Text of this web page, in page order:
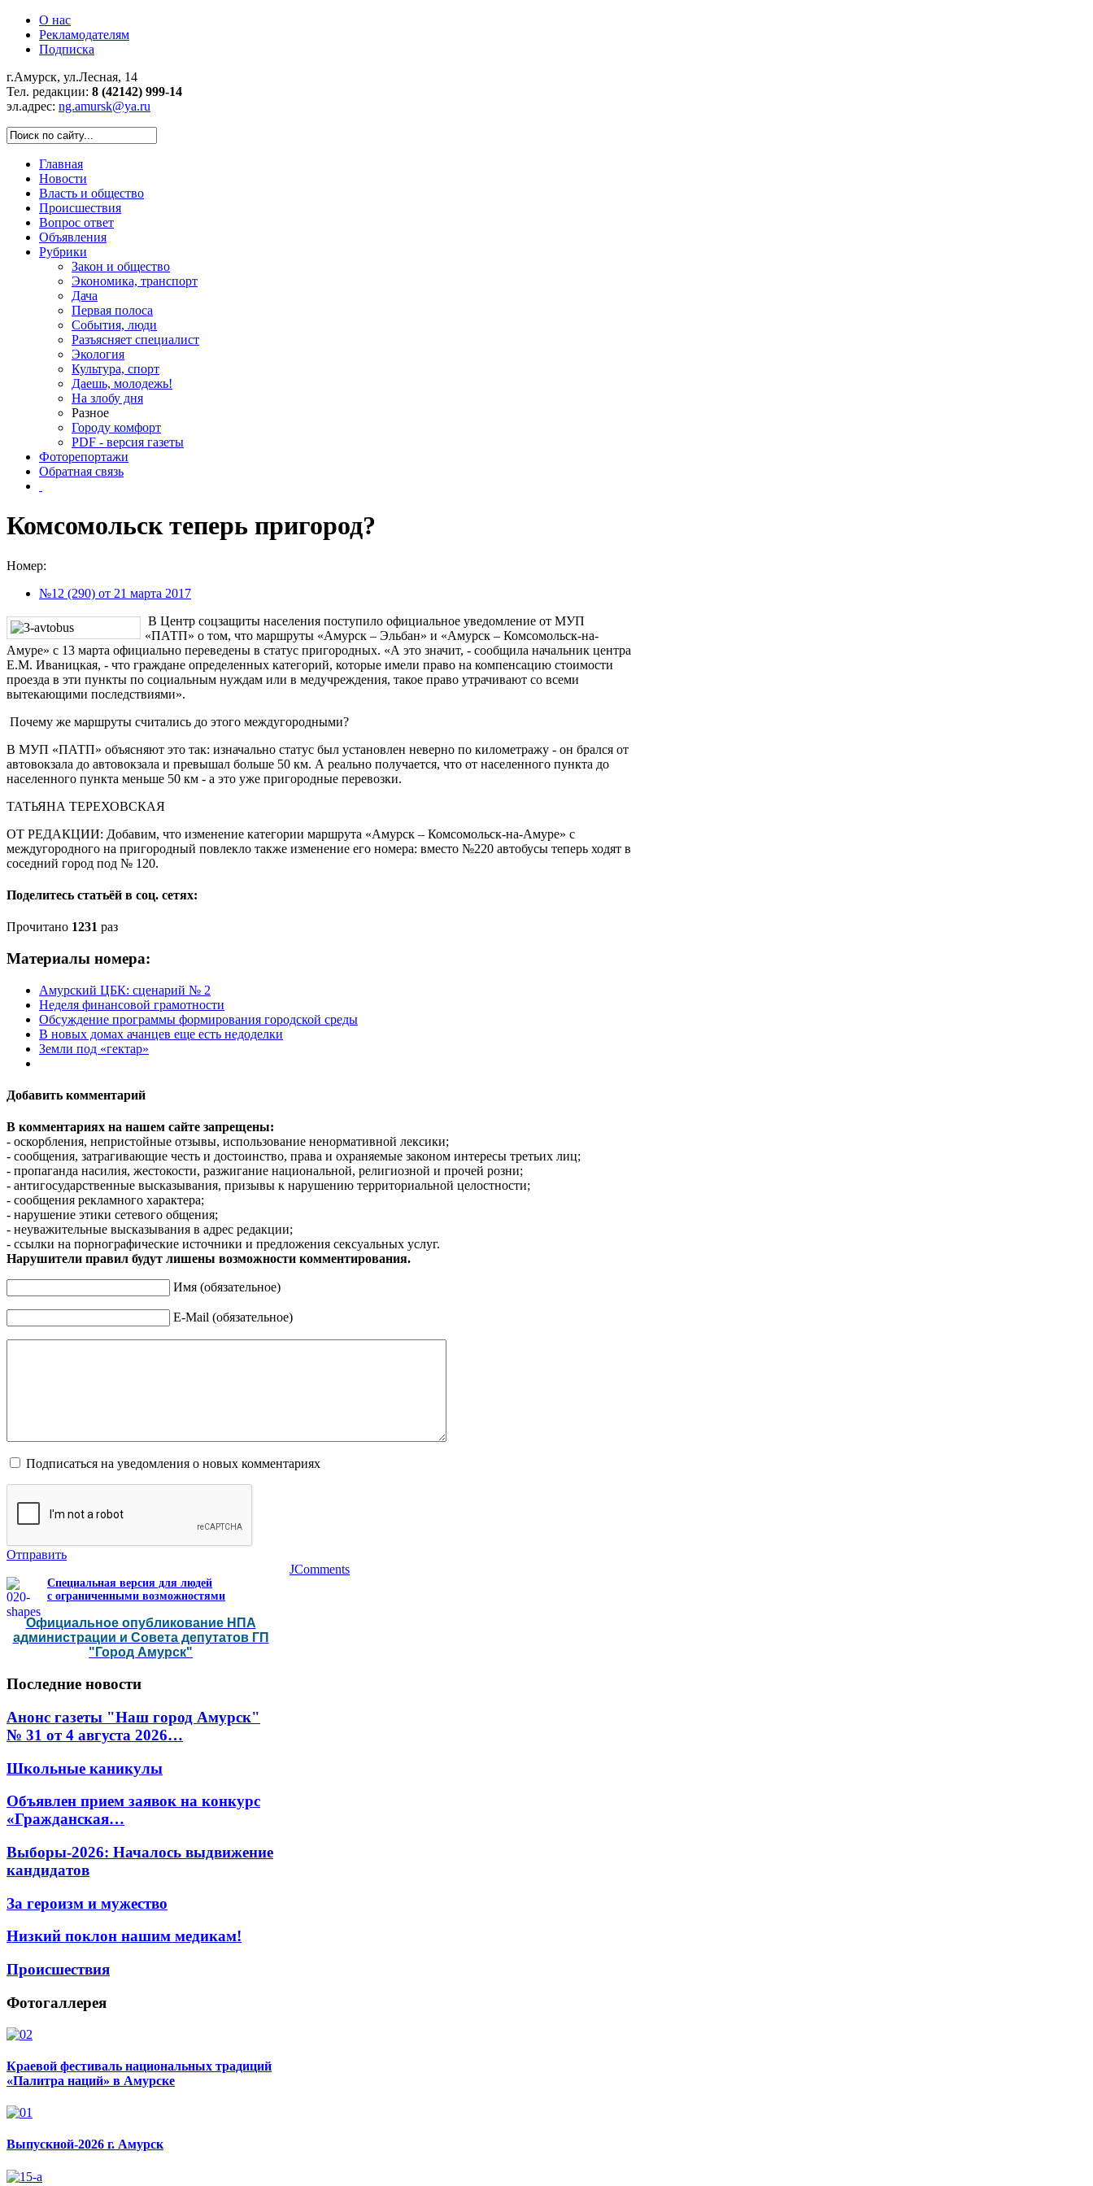
О нас
Рекламодателям
Подписка
г.Амурск, ул.Лесная, 14
Тел. редакции: 8 (42142) 999-14
эл.адрес: ng.amursk@ya.ru
Главная
Новости
Власть и общество
Происшествия
Вопрос ответ
Объявления
Рубрики
Закон и общество
Экономика, транспорт
Дача
Первая полоса
События, люди
Разъясняет специалист
Экология
Культура, спорт
Даешь, молодежь!
На злобу дня
Разное
Городу комфорт
PDF - версия газеты
Фоторепортажи
Обратная связь
Комсомольск теперь пригород?
Номер:
№12 (290) от 21 марта 2017
В Центр соцзащиты населения поступило официальное уведомление от МУП
«ПАТП» о том, что маршруты «Амурск – Эльбан» и «Амурск – Комсомольск-на-
Амуре» с 13 марта официально переведены в статус пригородных. «А это значит, - сообщила начальник центра
Е.М. Иваницкая, - что граждане определенных категорий, которые имели право на компенсацию стоимости
проезда в эти пункты по социальным нуждам или в медучреждения, такое право утрачивают со всеми
вытекающими последствиями».
Почему же маршруты считались до этого междугородными?
В МУП «ПАТП» объясняют это так: изначально статус был установлен неверно по километражу - он брался от
автовокзала до автовокзала и превышал больше 50 км. А реально получается, что от населенного пункта до
населенного пункта меньше 50 км - а это уже пригородные перевозки.
ТАТЬЯНА ТЕРЕХОВСКАЯ
ОТ РЕДАКЦИИ: Добавим, что изменение категории маршрута «Амурск – Комсомольск-на-Амуре» с
междугородного на пригородный повлекло также изменение его номера: вместо №220 автобусы теперь ходят в
соседний город под № 120.
Поделитесь статьёй в соц. сетях:
Прочитано 1231 раз
Материалы номера:
Амурский ЦБК: сценарий № 2
Неделя финансовой грамотности
Обсуждение программы формирования городской среды
В новых домах ачанцев еще есть недоделки
Земли под «гектар»
Добавить комментарий
В комментариях на нашем сайте запрещены:
- оскорбления, непристойные отзывы, использование ненормативной лексики;
- сообщения, затрагивающие честь и достоинство, права и охраняемые законом интересы третьих лиц;
- пропаганда насилия, жестокости, разжигание национальной, религиозной и прочей розни;
- антигосударственные высказывания, призывы к нарушению территориальной целостности;
- сообщения рекламного характера;
- нарушение этики сетевого общения;
- неуважительные высказывания в адрес редакции;
- ссылки на порнографические источники и предложения сексуальных услуг.
Нарушители правил будут лишены возможности комментирования.
Имя (обязательное)
E-Mail (обязательное)
Подписаться на уведомления о новых комментариях
Отправить
JComments
Специальная версия для людей
с ограниченными возможностями
Официальное опубликование НПА
администрации и Совета депутатов ГП
"Город Амурск"
Последние новости
Анонс газеты "Наш город Амурск"
№ 31 от 4 августа 2026…
Школьные каникулы
Объявлен прием заявок на конкурс
«Гражданская…
Выборы-2026: Началось выдвижение
кандидатов
За героизм и мужество
Низкий поклон нашим медикам!
Происшествия
Фотогаллерея
Краевой фестиваль национальных традиций
«Палитра наций» в Амурске
Выпускной-2026 г. Амурск